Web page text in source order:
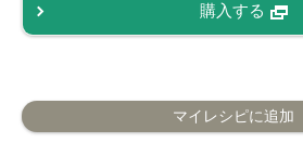
購入する
マイレシピに追加